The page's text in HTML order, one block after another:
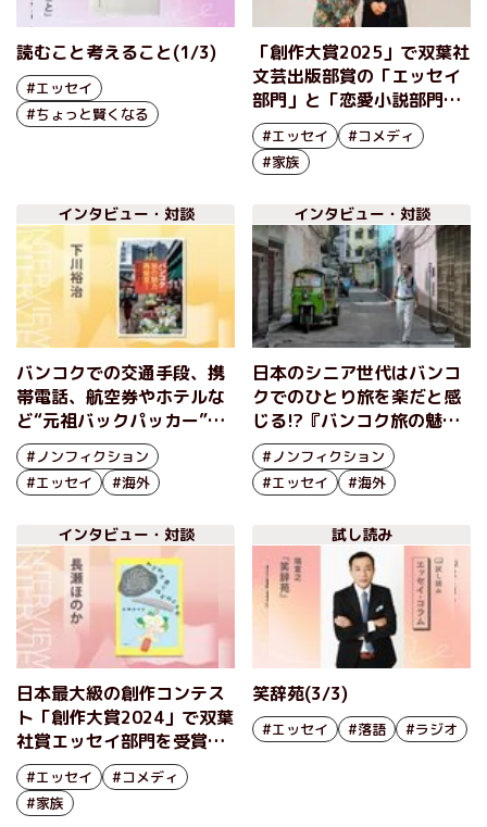
読むこと考えること(1/3)
#エッセイ
#ちょっと賢くなる
「創作大賞2025」で双葉社
文芸出版部賞の「エッセイ
部門」と「恋愛小説部門」
が決定！ 編集部を魅了し
た二氏の素顔に迫る授賞式
レポート
#エッセイ
#コメディ
#家族
インタビュー・対談
バンコクでの交通手段、携
帯電話、航空券やホテルな
ど“元祖バックパッカー”が
指南する個人旅行術とは？
『バンコク旅の魅力再発
見！ アジアの優しさに出
タビュー（後編）
#ノンフィクション
#エッセイ
#海外
インタビュー・対談
日本のシニア世代はバンコ
クでのひとり旅を楽だと感
じる!?『バンコク旅の魅力
再発見！ アジアの優しさに
出合う街歩き』下川裕治イ
ンタビュー（前編）
#ノンフィクション
#エッセイ
#海外
インタビュー・対談
日本最大級の創作コンテス
ト「創作大賞2024」で双葉
社賞エッセイ部門を受賞、
SNSでも大バズりの著者に
よる大人気エッセイ連載が
待望の書籍化！『わざわざ
#エッセイ
#コメディ
#家族
試し読み
笑辞苑(3/3)
#エッセイ #落語 #ラジオ